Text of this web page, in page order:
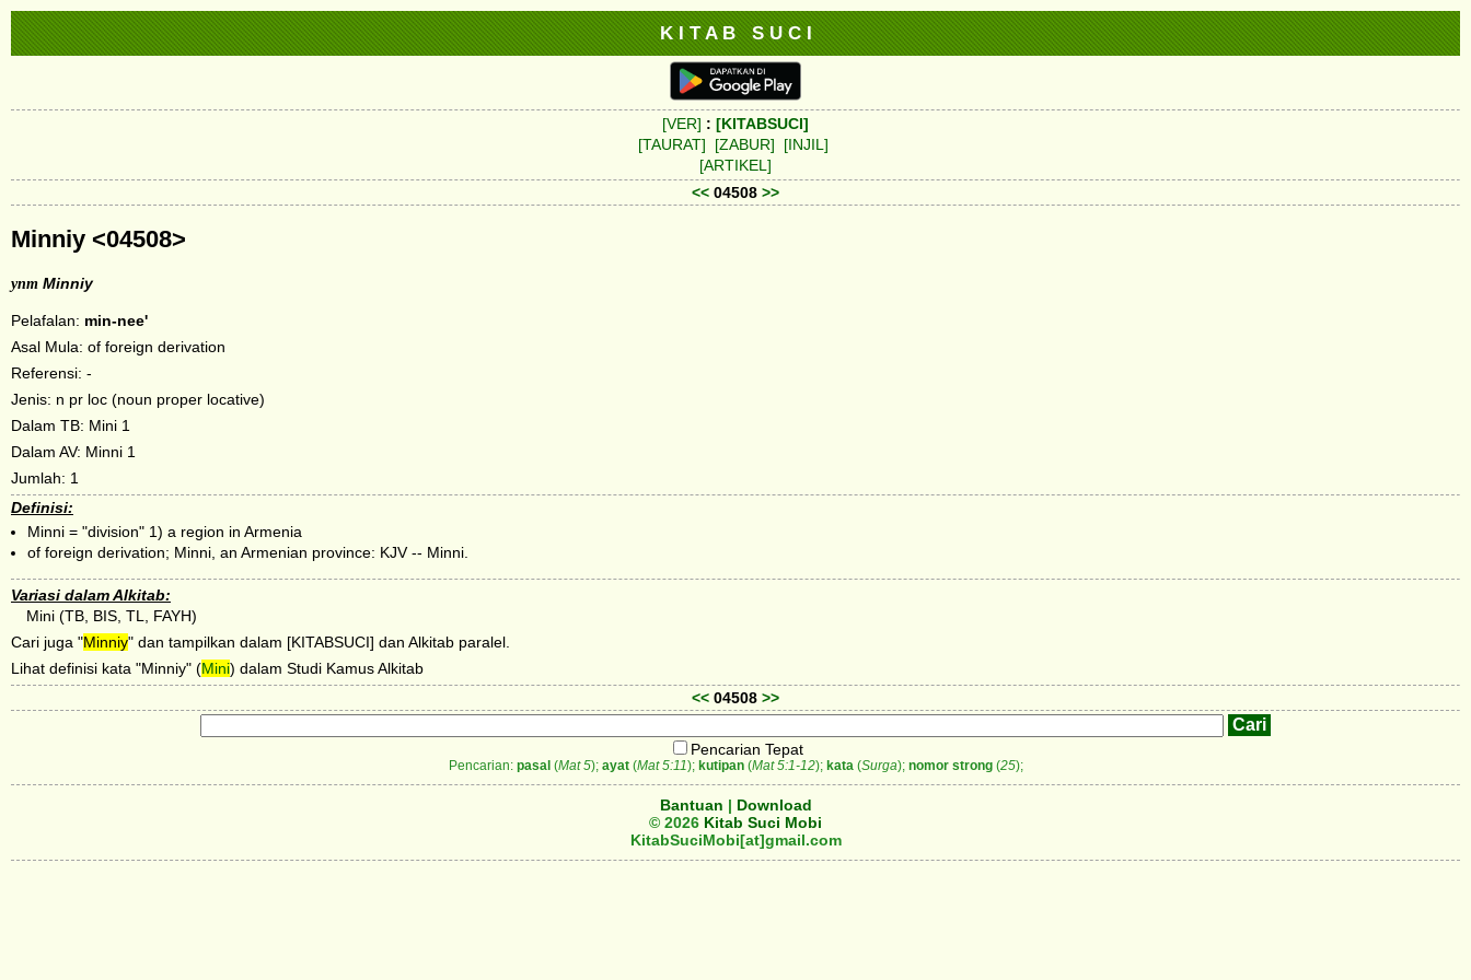
K I T A B S U C I
[VER] : [KITABSUCI]
[TAURAT]
[ZABUR]
[INJIL]
[ARTIKEL]
<< 04508 >>
Minniy <04508>
ynm Minniy
Pelafalan: min-nee'
Asal Mula: of foreign derivation
Referensi: -
Jenis: n pr loc (noun proper locative)
Dalam TB: Mini 1
Dalam AV: Minni 1
Jumlah: 1
Definisi:
Minni = "division" 1) a region in Armenia
of foreign derivation; Minni, an Armenian province: KJV -- Minni.
Variasi dalam Alkitab:
Mini (TB, BIS, TL, FAYH)
Cari juga "Minniy" dan tampilkan dalam [KITABSUCI] dan Alkitab paralel.
Lihat definisi kata "Minniy" (Mini) dalam Studi Kamus Alkitab
<< 04508 >>
Pencarian Tepat
Pencarian: pasal (Mat 5); ayat(Mat 5:11); kutipan(Mat 5:1-12); kata(Surga); nomor strong(25);
Bantuan | Download
© 2026 Kitab Suci Mobi
KitabSuciMobi[at]gmail.com